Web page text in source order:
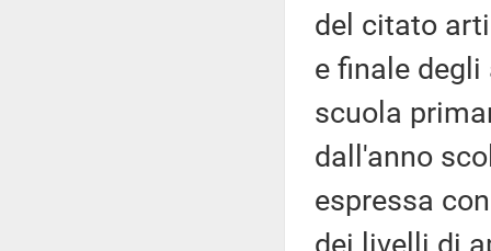
del citato
e finale degli
scuola
dall'anno
espressa